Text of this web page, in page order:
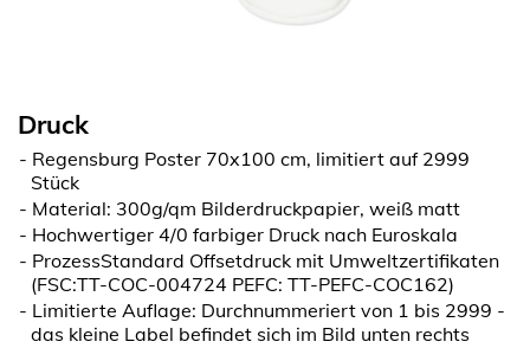
Druck
Regensburg Poster 70x100 cm, limitiert auf 2999
Stück
Material: 300g/qm Bilderdruckpapier, weiß matt
Hochwertiger 4/0 farbiger Druck nach Euroskala
ProzessStandard Offsetdruck mit Umweltzertifikaten
(FSC:TT-COC-004724 PEFC: TT-PEFC-COC162)
Limitierte Auflage: Durchnummeriert von 1 bis 2999 -
das kleine Label befindet sich im Bild unten rechts